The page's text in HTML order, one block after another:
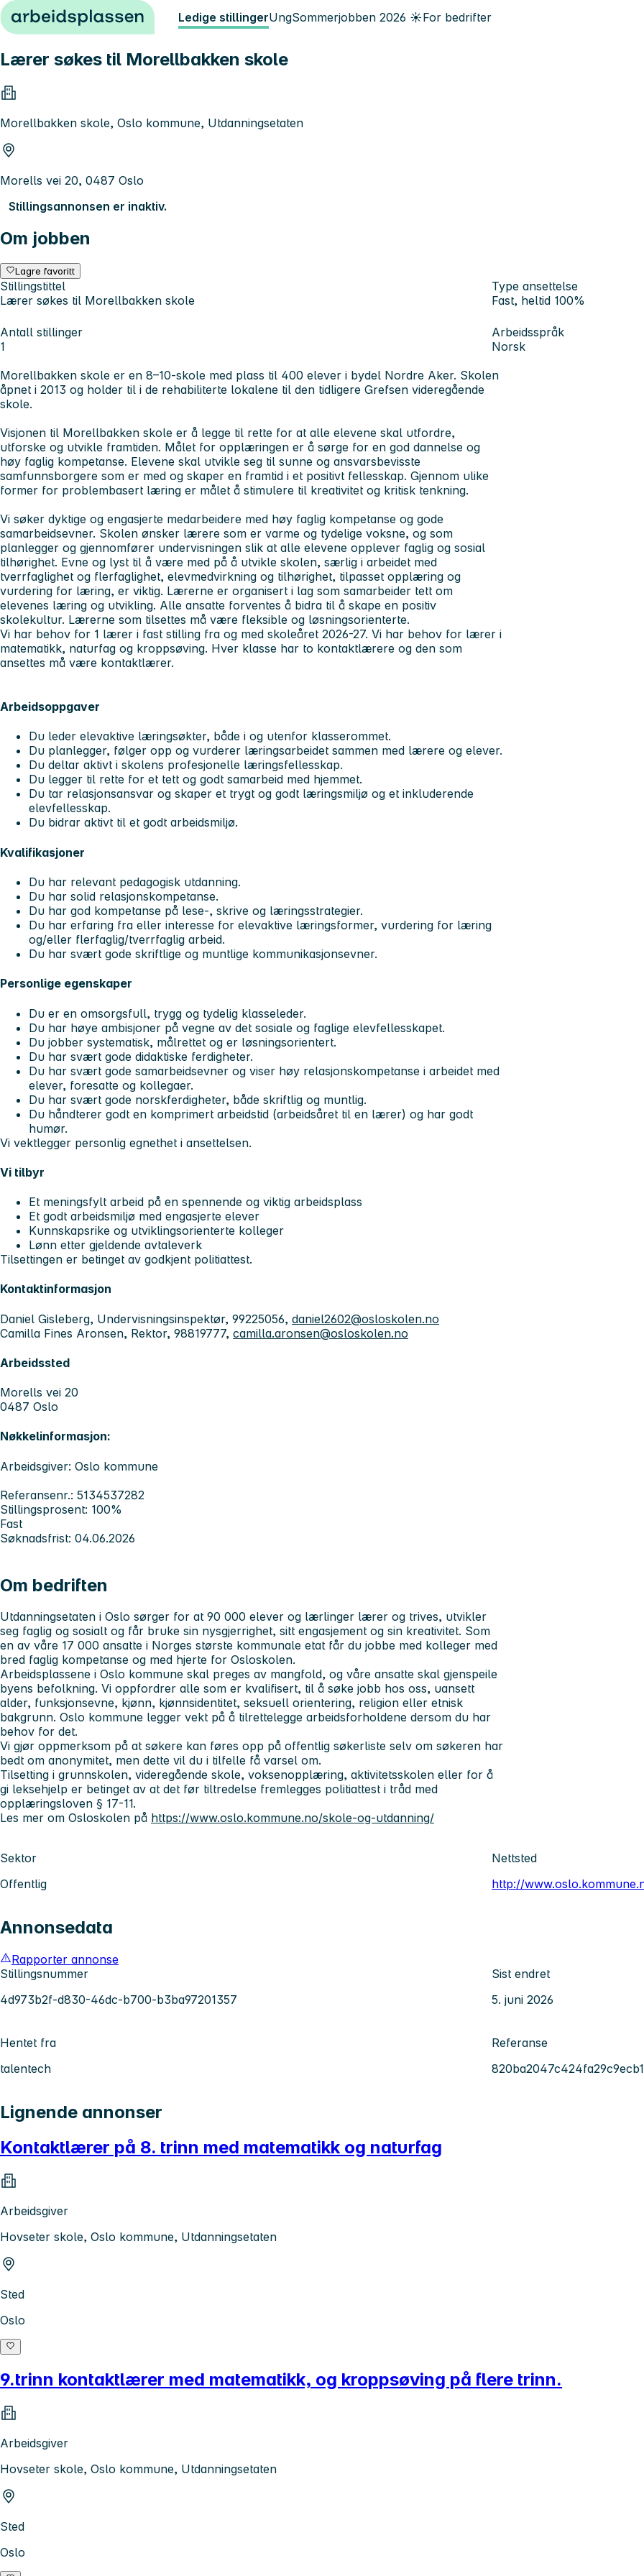
Hopp til innhold Ledige stillingerUngSommerjobben 2026 ☀️For bedrifter
Lærer søkes til Morellbakken skole
Morellbakken skole, Oslo kommune, Utdanningsetaten
Morells vei 20, 0487 Oslo
Stillingsannonsen er inaktiv.
Om jobben
Lagre favoritt
Stillingstittel
Lærer søkes til Morellbakken skole
Type ansettelse
Fast, heltid 100%
Antall stillinger
1
Arbeidsspråk
Norsk
Morellbakken skole er en 8–10-skole med plass til 400 elever i bydel Nordre Aker. Skolen
åpnet i 2013 og holder til i de rehabiliterte lokalene til den tidligere Grefsen videregående
skole.
Visjonen til Morellbakken skole er å legge til rette for at alle elevene skal utfordre,
utforske og utvikle framtiden. Målet for opplæringen er å sørge for en god dannelse og
høy faglig kompetanse. Elevene skal utvikle seg til sunne og ansvarsbevisste
samfunnsborgere som er med og skaper en framtid i et positivt fellesskap. Gjennom ulike
former for problembasert læring er målet å stimulere til kreativitet og kritisk tenkning.
Vi søker dyktige og engasjerte medarbeidere med høy faglig kompetanse og gode
samarbeidsevner. Skolen ønsker lærere som er varme og tydelige voksne, og som
planlegger og gjennomfører undervisningen slik at alle elevene opplever faglig og sosial
tilhørighet. Evne og lyst til å være med på å utvikle skolen, særlig i arbeidet med
tverrfaglighet og flerfaglighet, elevmedvirkning og tilhørighet, tilpasset opplæring og
vurdering for læring, er viktig. Lærerne er organisert i lag som samarbeider tett om
elevenes læring og utvikling. Alle ansatte forventes å bidra til å skape en positiv
skolekultur. Lærerne som tilsettes må være fleksible og løsningsorienterte.
Vi har behov for 1 lærer i fast stilling fra og med skoleåret 2026-27. Vi har behov for lærer i
matematikk, naturfag og kroppsøving. Hver klasse har to kontaktlærere og den som
ansettes må være kontaktlærer.
Arbeidsoppgaver
Du leder elevaktive læringsøkter, både i og utenfor klasserommet.
Du planlegger, følger opp og vurderer læringsarbeidet sammen med lærere og elever.
Du deltar aktivt i skolens profesjonelle læringsfellesskap.
Du legger til rette for et tett og godt samarbeid med hjemmet.
Du tar relasjonsansvar og skaper et trygt og godt læringsmiljø og et inkluderende
elevfellesskap.
Du bidrar aktivt til et godt arbeidsmiljø.
Kvalifikasjoner
Du har relevant pedagogisk utdanning.
Du har solid relasjonskompetanse.
Du har god kompetanse på lese-, skrive og læringsstrategier.
Du har erfaring fra eller interesse for elevaktive læringsformer, vurdering for læring
og/eller flerfaglig/tverrfaglig arbeid.
Du har svært gode skriftlige og muntlige kommunikasjonsevner.
Personlige egenskaper
Du er en omsorgsfull, trygg og tydelig klasseleder.
Du har høye ambisjoner på vegne av det sosiale og faglige elevfellesskapet.
Du jobber systematisk, målrettet og er løsningsorientert.
Du har svært gode didaktiske ferdigheter.
Du har svært gode samarbeidsevner og viser høy relasjonskompetanse i arbeidet med
elever, foresatte og kollegaer.
Du har svært gode norskferdigheter, både skriftlig og muntlig.
Du håndterer godt en komprimert arbeidstid (arbeidsåret til en lærer) og har godt
humør.
Vi vektlegger personlig egnethet i ansettelsen.
Vi tilbyr
Et meningsfylt arbeid på en spennende og viktig arbeidsplass
Et godt arbeidsmiljø med engasjerte elever
Kunnskapsrike og utviklingsorienterte kolleger
Lønn etter gjeldende avtaleverk
Tilsettingen er betinget av godkjent politiattest.
Kontaktinformasjon
Daniel Gisleberg, Undervisningsinspektør, 99225056, daniel2602@osloskolen.no
Camilla Fines Aronsen, Rektor, 98819777, camilla.aronsen@osloskolen.no
Arbeidssted
Morells vei 20
0487 Oslo
Nøkkelinformasjon:
Arbeidsgiver: Oslo kommune
Referansenr.: 5134537282
Stillingsprosent: 100%
Fast
Søknadsfrist: 04.06.2026
Om bedriften
Utdanningsetaten i Oslo sørger for at 90 000 elever og lærlinger lærer og trives, utvikler
seg faglig og sosialt og får bruke sin nysgjerrighet, sitt engasjement og sin kreativitet. Som
en av våre 17 000 ansatte i Norges største kommunale etat får du jobbe med kolleger med
bred faglig kompetanse og med hjerte for Osloskolen.
Arbeidsplassene i Oslo kommune skal preges av mangfold, og våre ansatte skal gjenspeile
byens befolkning. Vi oppfordrer alle som er kvalifisert, til å søke jobb hos oss, uansett
alder, funksjonsevne, kjønn, kjønnsidentitet, seksuell orientering, religion eller etnisk
bakgrunn. Oslo kommune legger vekt på å tilrettelegge arbeidsforholdene dersom du har
behov for det.
Vi gjør oppmerksom på at søkere kan føres opp på offentlig søkerliste selv om søkeren har
bedt om anonymitet, men dette vil du i tilfelle få varsel om.
Tilsetting i grunnskolen, videregående skole, voksenopplæring, aktivitetsskolen eller for å
gi leksehjelp er betinget av at det før tiltredelse fremlegges politiattest i tråd med
opplæringsloven § 17-11.
Les mer om Osloskolen på https://www.oslo.kommune.no/skole-og-utdanning/
Sektor
Offentlig
Nettsted
http://
Annonsedata
Rapporter annonse
Stillingsnummer
4d973b2f-d830-46dc-b700-b3ba97201357
Sist endret
5. juni 2026
Hentet fra
talentech
Referanse
Lignende annonser
Kontaktlærer på 8. trinn med matematikk og naturfag
Arbeidsgiver
Hovseter skole, Oslo kommune, Utdanningsetaten
Sted
Oslo
9.trinn kontaktlærer med matematikk, og kroppsøving på flere trinn.
Arbeidsgiver
Hovseter skole, Oslo kommune, Utdanningsetaten
Sted
Oslo